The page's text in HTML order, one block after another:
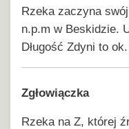
Rzeka zaczyna
n.p.m w Beskidzie.
Długość Zdyni to
Zgłowiączka
Rzeka na Z, której